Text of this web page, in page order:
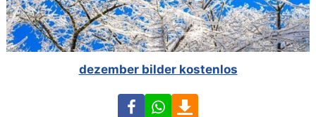
dezember bilder kostenlos
FacebookWhatsApp